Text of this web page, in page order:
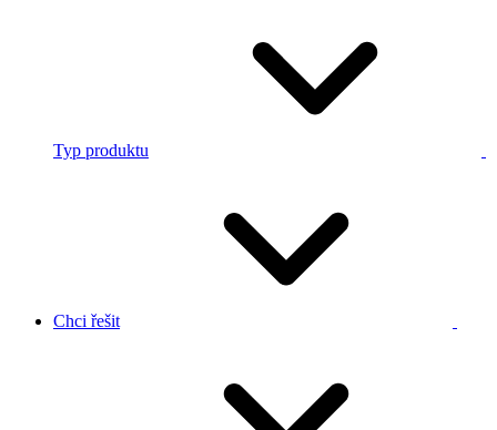
Typ produktu
Chci řešit